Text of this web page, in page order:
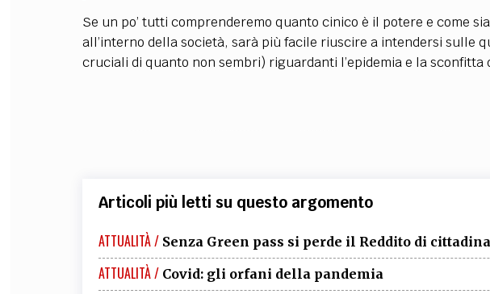
Se un po’ tutti comprenderemo quanto cinico è il potere e come
all’interno della società, sarà più facile riuscire a intendersi sulle
cruciali di quanto non sembri) riguardanti l’epidemia e la sconfitta
Articoli più letti su questo argomento
ATTUALITÀ / Senza Green pass si perde il Reddito di
ATTUALITÀ / Covid: gli orfani della pandemia